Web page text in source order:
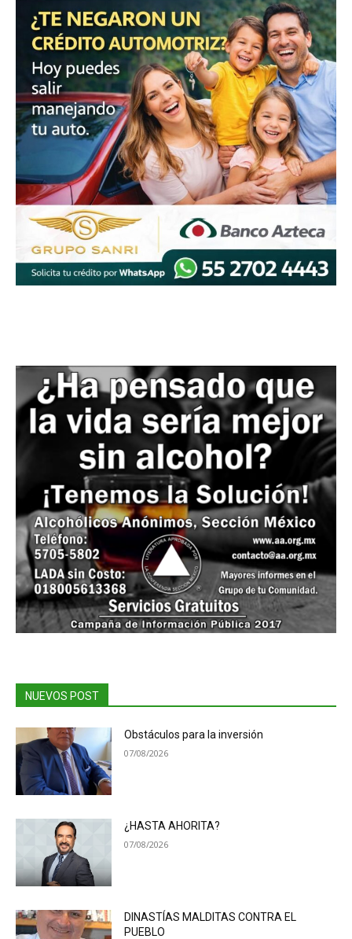
NUEVOS POST
Obstáculos para la inversión
07/08/2026
¿HASTA AHORITA?
07/08/2026
DINASTÍAS MALDITAS CONTRA EL
PUEBLO